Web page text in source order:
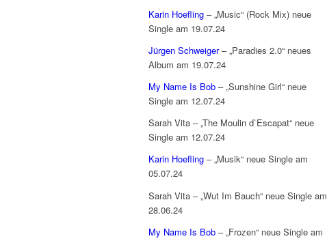
Karin Hoefling – „Music“ (Rock Mix) neue
Single am 19.07.24
Jürgen Schweiger– „Paradies 2.0“ neues
Album am 19.07.24
My Name Is Bob – „Sunshine Girl“ neue
Single am 12.07.24
Sarah Vita – „The Moulin d`Escapat“ neue
Single am 12.07.24
Karin Hoefling – „Musik“ neue Single am
05.07.24
Sarah Vita – „Wut Im Bauch“ neue Single am
28.06.24
My Name Is Bob – „Frozen“ neue Single am